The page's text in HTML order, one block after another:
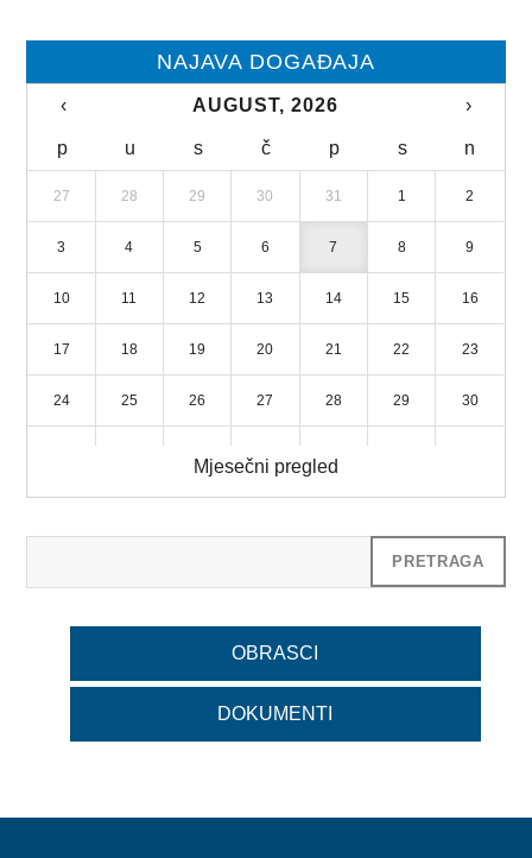
NAJAVA DOGAĐAJA
‹ AUGUST, 2026 ›
p u s č p s n
27 28 29 30 31 1 2
3 4 5 6 7 8 9
10 11 12 13 14 15 16
17 18 19 20 21 22 23
24 25 26 27 28 29 30
Mjesečni pregled
OBRASCI
DOKUMENTI